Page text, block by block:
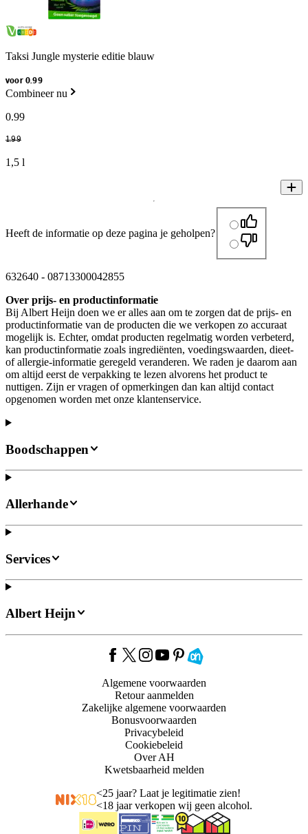
Taksi Jungle mysterie editie blauw
voor 0.99
Combineer nu
0.99
1.99
1,5 l
Heeft de informatie op deze pagina je geholpen?
632640 - 08713300042855
Over prijs- en productinformatie
Bij Albert Heijn doen we er alles aan om te zorgen dat de prijs- en
productinformatie van de producten die we verkopen zo accuraat
mogelijk is. Echter, omdat producten regelmatig worden verbeterd,
kan productinformatie zoals ingrediënten, voedingswaarden, dieet-
of allergie-informatie geregeld veranderen. We raden je daarom aan
om altijd eerst de verpakking te lezen alvorens het product te
nuttigen. Zijn er vragen of opmerkingen dan kan altijd contact
opgenomen worden met onze klantenservice.
Boodschappen
Allerhande
Services
Albert Heijn
Algemene voorwaarden
Retour aanmelden
Zakelijke algemene voorwaarden
Bonusvoorwaarden
Privacybeleid
Cookiebeleid
Over AH
Kwetsbaarheid melden
<25 jaar? Laat je legitimatie zien!
<18 jaar verkopen wij geen alcohol.